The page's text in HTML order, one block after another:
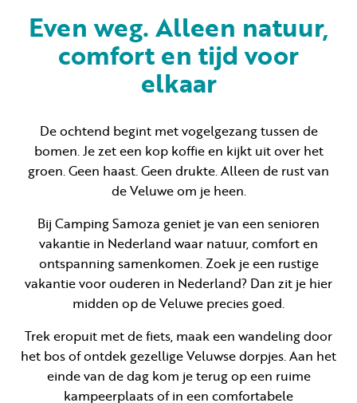
Huren
Gastinformatie
Contact
Werken bij
Mijn Samoza
Even weg. Alleen natuur,
comfort en tijd voor
elkaar
De ochtend begint met vogelgezang tussen de
bomen. Je zet een kop koffie en kijkt uit over het
groen. Geen haast. Geen drukte. Alleen de rust van
de Veluwe om je heen.
Bij Camping Samoza geniet je van een senioren
vakantie in Nederland waar natuur, comfort en
ontspanning samenkomen. Zoek je een rustige
vakantie voor ouderen in Nederland? Dan zit je hier
midden op de Veluwe precies goed.
Trek eropuit met de fiets, maak een wandeling door
het bos of ontdek gezellige Veluwse dorpjes. Aan het
einde van de dag kom je terug op een ruime
kampeerplaats of in een comfortabele